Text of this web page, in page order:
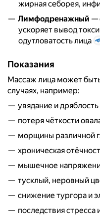
жирная себорея,
Лимфодренажный —
ускоряет вывод
одутловатость лица
Показания
Массаж лица может
случаях, например:
увядание и
потеря чёткости
морщины различной
хроническая
мышечное
тусклый, неровный
снижение тургора и
последствия стресса